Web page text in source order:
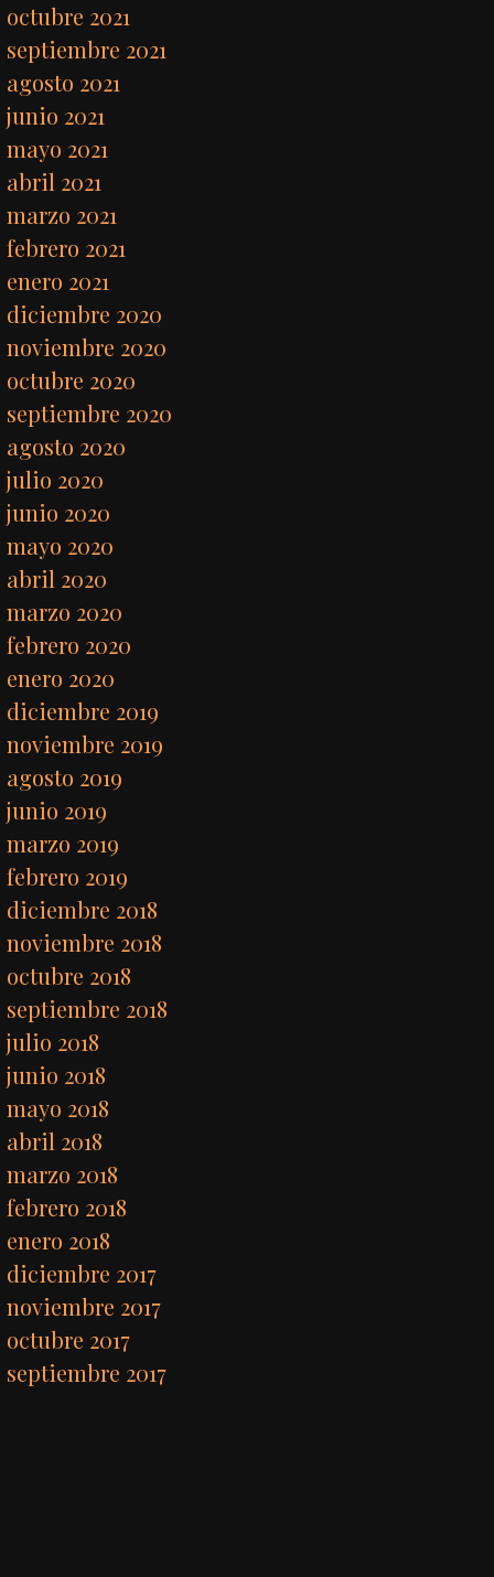
octubre 2021
septiembre 2021
agosto 2021
junio 2021
mayo 2021
abril 2021
marzo 2021
febrero 2021
enero 2021
diciembre 2020
noviembre 2020
octubre 2020
septiembre 2020
agosto 2020
julio 2020
junio 2020
mayo 2020
abril 2020
marzo 2020
febrero 2020
enero 2020
diciembre 2019
noviembre 2019
agosto 2019
junio 2019
marzo 2019
febrero 2019
diciembre 2018
noviembre 2018
octubre 2018
septiembre 2018
julio 2018
junio 2018
mayo 2018
abril 2018
marzo 2018
febrero 2018
enero 2018
diciembre 2017
noviembre 2017
octubre 2017
septiembre 2017